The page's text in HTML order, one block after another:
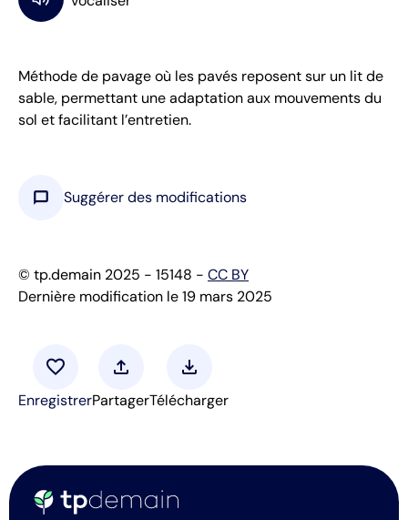
Méthode de pavage où les pavés reposent sur un lit de
sable, permettant une adaptation aux mouvements du
sol et facilitant l’entretien.
chat_bubble Suggérer des modifications
© tp.demain 2025 - 15148 - CC BY
Dernière modification le 19 mars 2025
favorite
Enregistrer
upload
Partager
download
Télécharger